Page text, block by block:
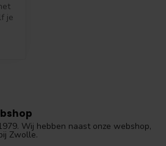
je
Wij hebben naast onze webshop,
Zwolle.